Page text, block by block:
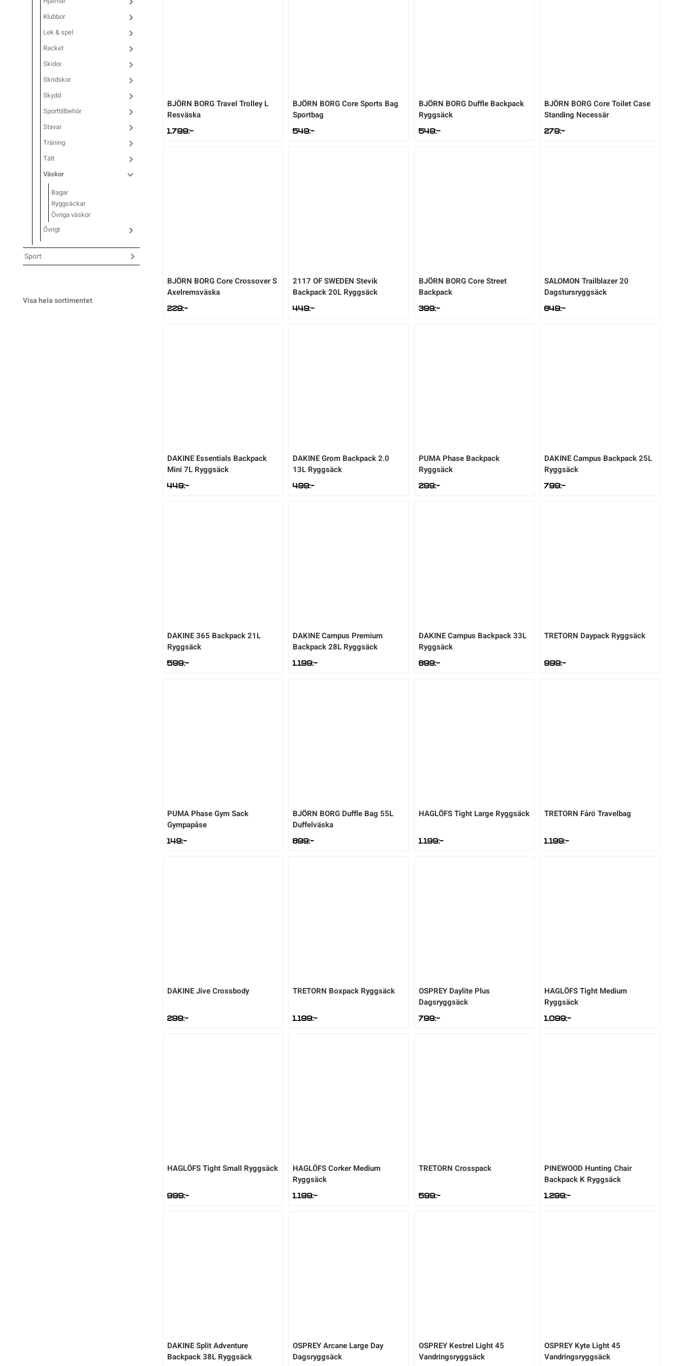
Underkläder
Skridskor
Skydd
Sporttillbehör
Övrigt
Underkläder
Skridskor
Skydd
Sporttillbehör
Övrigt
Hockey
Innebandy
Lek & spel
Rullskidor
Sportswear
BJÖRN BORGTravel Trolley L
Resväska
1.799:-
BJÖRN BORGCore Sports Bag
Sportbag
549:-
BJÖRN BORG Duffle Backpack
Ryggsäck
549:-
BJÖRN BORGCore Toilet Case
Standing Necessär
279:-
BJÖRN BORGCore Crossover S
Axelremsväska
229:-
2117 OF SWEDEN Stevik
Backpack 20L Ryggsäck
449:-
BJÖRN BORG Core Street
Backpack
399:-
SALOMON Trailblazer 20
Dagstursryggsäck
849:-
DAKINE Essentials Backpack
Mini 7L Ryggsäck
449:-
DAKINEGrom Backpack 2.0
13L Ryggsäck
499:-
PUMA Phase Backpack
Ryggsäck
299:-
DAKINECampus Backpack 25L
Ryggsäck
799:-
DAKINE365 Backpack 21L
Ryggsäck
599:-
DAKINECampus Premium
Backpack 28L Ryggsäck
1.199:-
DAKINE Campus Backpack 33L
Ryggsäck
899:-
TRETORN Daypack Ryggsäck
999:-
PUMA Phase Gym Sack
Gympapåse
149:-
BJÖRN BORG Duffle Bag 55L
Duffelväska
899:-
HAGLÖFS Tight Large Ryggsäck
1.199:-
TRETORN Fårö Travelbag
1.199:-
DAKINEJive Crossbody
299:-
TRETORN Boxpack Ryggsäck
1.199:-
OSPREY Daylite Plus
Dagsryggsäck
799:-
HAGLÖFSTight Medium
Ryggsäck
1.099:-
HAGLÖFSTight Small Ryggsäck
999:-
HAGLÖFSCorker Medium
Ryggsäck
1.199:-
TRETORN Crosspack
599:-
PINEWOOD Hunting Chair
Backpack K Ryggsäck
1.299:-
DAKINESplit Adventure
Backpack 38L Ryggsäck
OSPREYArcane Large Day
Dagsryggsäck
OSPREY Kestrel Light 45
Vandringsryggsäck
OSPREY Kyte Light 45
Vandringsryggsäck
Klubbor
Lek & spel
Racket
Skidor
Skridskor
Skydd
Sporttillbehör
Stavar
Träning
Tält
Väskor
Bagar
Ryggsäckar
Övriga väskor
Övrigt
Sport
Visa hela sortimentet